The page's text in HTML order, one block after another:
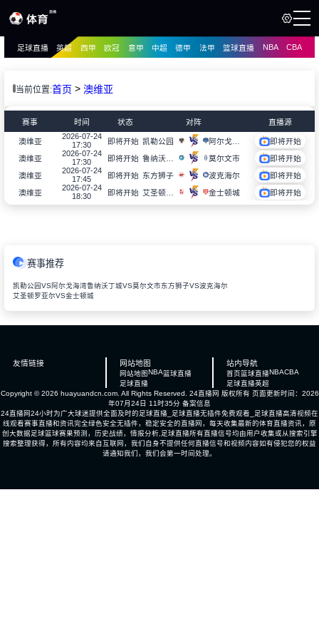
播
讯
足球直播 英超 西甲 欧冠 意甲 中超 德甲 法甲 篮球直播 NBA CBA
当前位置:首页 > 澳维亚
赛事 时间 状态 对阵 直播源
澳维亚
2026-07-24
17:30
即将开始 凯勒公园
即将开始
澳维亚
2026-07-24
17:30
即将开始 鲁纳沃丁城 莫尔文市
即将开始
澳维亚
2026-07-24
17:45
即将开始 东方狮子 波克海尔
即将开始
澳维亚
2026-07-24
18:30
即将开始 艾圣顿罗亚尔 金士顿城 即将开始
赛事推荐
凯勒公园VS阿尔戈海湾鲁纳沃丁城VS莫尔文市东方狮子VS波克海尔
艾圣顿罗亚尔VS金士顿城
友情链接 网站地图
网站地图NBA篮球直播
足球直播
站内导航
首页篮球直播NBACBA
足球直播英超
Copyright © 2026 huayuandcn.com. All Rights Reserved. 24直播网 版权所有 页面更新时间：2026
年07月24日 11时35分 备案信息
24直播网24小时为广大球迷提供全面及时的足球直播_足球直播无插件免费观看_足球直播高清视频在
线观看赛事直播和资讯完全绿色安全无插件，稳定安全的直播网，每天收集最新的体育直播资讯，原
创大数据足球篮球赛果预测，历史战绩，情报分析,足球直播所有直播信号均由用户收集或从搜索引擎
搜索整理获得，所有内容均来自互联网，我们自身不提供任何直播信号和视频内容如有侵犯您的权益
请通知我们，我们会第一时间处理。